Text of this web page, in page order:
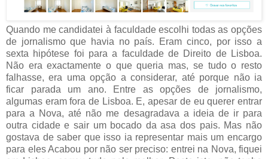
Quando me candidatei à faculdade escolhi todas as opções
de jornalismo que havia no país. Eram cinco, por isso a
sexta hipótese foi para a faculdade de Direito de Lisboa.
Não era exactamente o que queria mas, se tudo o resto
falhasse, era uma opção a considerar, até porque não ia
ficar parada um ano. Entre as opções de jornalismo,
algumas eram fora de Lisboa. E, apesar de eu querer entrar
para a Nova, até não me desagradava a ideia de ir para
outra cidade e sair um bocado da asa dos pais. Mas não
gostava de saber que isso ia representar mais um encargo
para eles Acabou por não ser preciso: entrei na Nova, fiquei